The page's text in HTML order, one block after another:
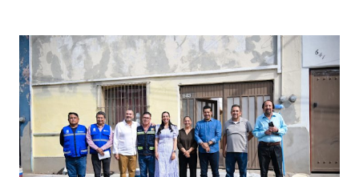
conoces ni la mitad de lo que deberías saber. Pero incluso
quienes ya han tenido relaciones sexuales no son expertos
o expertas en el tema. Siempre hay algo nuevo que
aprender y nuevas experiencias que conocer. Si eres una
chica y aún no has tenido relaciones sexuales, tal vez
pienses que el sexo será increíble y no puedas esperar para